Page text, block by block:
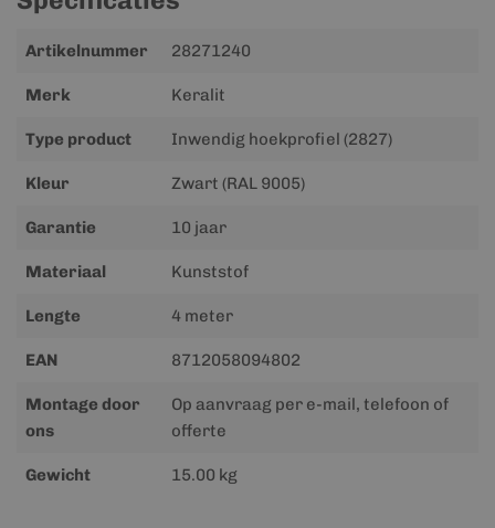
Meer
Artikelnummer 28271240
Merk Keralit
Type product Inwendig hoekprofiel (2827)
Kleur Zwart (RAL 9005)
Garantie 10 jaar
Materiaal Kunststof
Lengte 4 meter
EAN 8712058094802
Montage door
ons
Op aanvraag per e-mail, telefoon of
offerte
Gewicht 15.00 kg